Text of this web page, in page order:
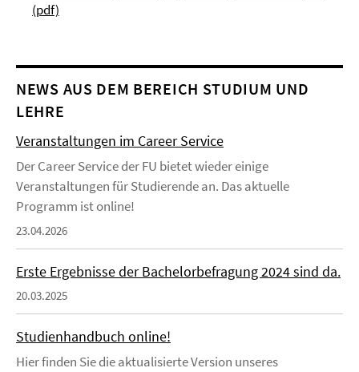
(pdf)
NEWS AUS DEM BEREICH STUDIUM UND
LEHRE
Veranstaltungen im Career Service
Der Career Service der FU bietet wieder einige
Veranstaltungen für Studierende an. Das aktuelle
Programm ist online!
23.04.2026
Erste Ergebnisse der Bachelorbefragung 2024 sind da.
20.03.2025
Studienhandbuch online!
Hier finden Sie die aktualisierte Version unseres